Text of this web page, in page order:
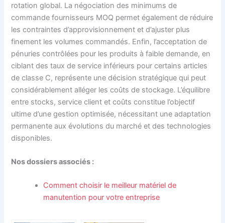
rotation global. La négociation des minimums de
commande fournisseurs MOQ permet également de réduire
les contraintes d’approvisionnement et d’ajuster plus
finement les volumes commandés. Enfin, l’acceptation de
pénuries contrôlées pour les produits à faible demande, en
ciblant des taux de service inférieurs pour certains articles
de classe C, représente une décision stratégique qui peut
considérablement alléger les coûts de stockage. L’équilibre
entre stocks, service client et coûts constitue l’objectif
ultime d’une gestion optimisée, nécessitant une adaptation
permanente aux évolutions du marché et des technologies
disponibles.
Nos dossiers associés :
Comment choisir le meilleur matériel de
manutention pour votre entreprise